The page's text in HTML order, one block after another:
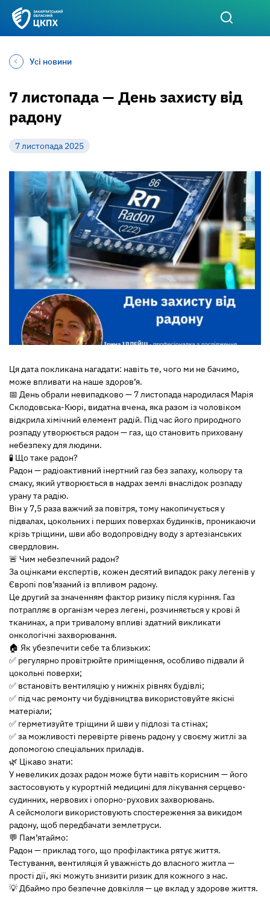
Усі новини
7 листопада — День захисту від
радону
7 листопада 2025
Ця дата покликана нагадати: навіть те, чого ми не бачимо,
може впливати на наше здоров’я.
📅 День обрали невипадково — 7 листопада народилася Марія
Склодовська-Кюрі, видатна вчена, яка разом із чоловіком
відкрила хімічний елемент радій. Під час його природного
розпаду утворюється радон — газ, що становить приховану
небезпеку для людини.
🧪 Що таке радон?
Радон — радіоактивний інертний газ без запаху, кольору та
смаку, який утворюється в надрах землі внаслідок розпаду
урану та радію.
Він у 7,5 раза важчий за повітря, тому накопичується у
підвалах, цокольних і перших поверхах будинків, проникаючи
крізь тріщини, шви або водопровідну воду з артезіанських
свердловин.
🚨 Чим небезпечний радон?
За оцінками експертів, кожен десятий випадок раку легенів у
Європі пов’язаний із впливом радону.
Це другий за значенням фактор ризику після куріння. Газ
потрапляє в організм через легені, розчиняється у крові й
тканинах, а при тривалому впливі здатний викликати
онкологічні захворювання.
🏠 Як убезпечити себе та близьких:
✅ регулярно провітрюйте приміщення, особливо підвали й
цокольні поверхи;
✅ встановіть вентиляцію у нижніх рівнях будівлі;
✅ під час ремонту чи будівництва використовуйте якісні
матеріали;
✅ герметизуйте тріщини й шви у підлозі та стінах;
✅ за можливості перевірте рівень радону у своєму житлі за
допомогою спеціальних приладів.
🌿 Цікаво знати:
У невеликих дозах радон може бути навіть корисним — його
застосовують у курортній медицині для лікування серцево-
судинних, нервових і опорно-рухових захворювань.
А сейсмологи використовують спостереження за викидом
радону, щоб передбачати землетруси.
💬 Пам’ятаймо:
Радон — приклад того, що профілактика рятує життя.
Тестування, вентиляція й уважність до власного житла —
прості дії, які можуть знизити ризик для кожного з нас.
💡 Дбаймо про безпечне довкілля — це вклад у здорове життя.